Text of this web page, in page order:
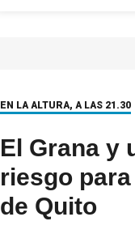
EN LA ALTURA, A LAS 21.30
El Grana y
riesgo
de Quito